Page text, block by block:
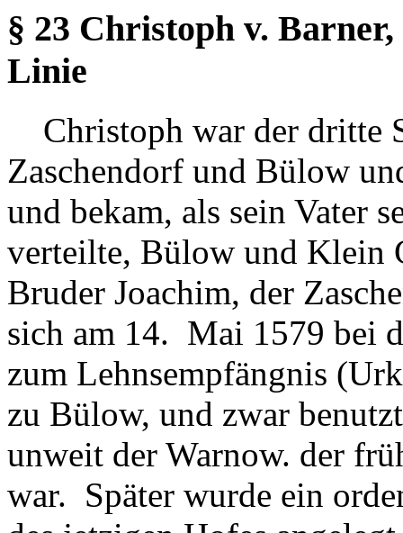
§ 23 Christoph v.
Linie
Christoph war der dritte
Zaschendorf und Bülow
und bekam, als sein Vater
verteilte, Bülow und Klein
Bruder Joachim, der
sich am 14. Mai 1579 bei
zum Lehnsempfängnis
zu Bülow, und zwar
unweit der Warnow. der
war. Später wurde ein